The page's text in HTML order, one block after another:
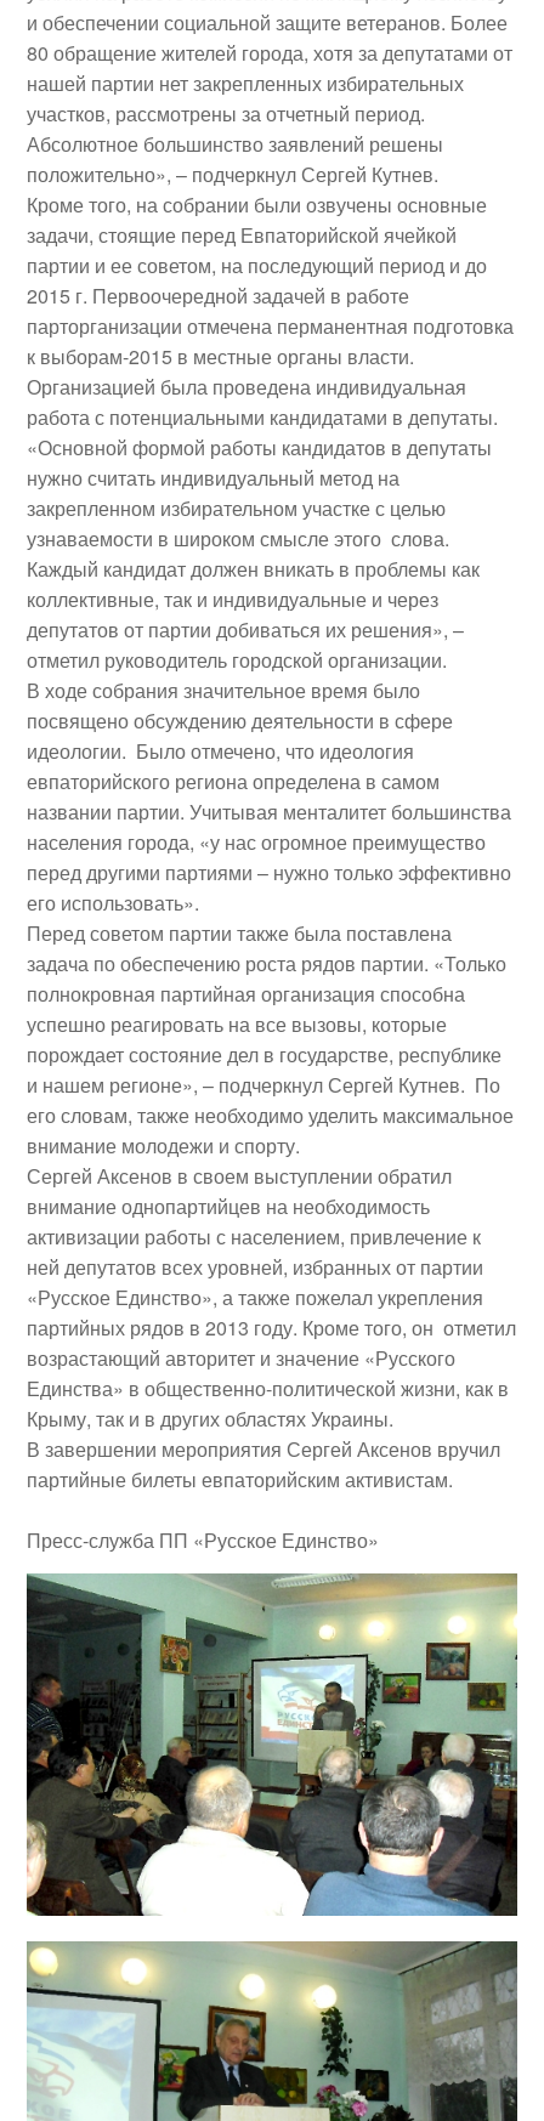
и обеспечении социальной защите ветеранов. Более
80 обращение жителей города, хотя за депутатами от
нашей партии нет закрепленных избирательных
участков, рассмотрены за отчетный период.
Абсолютное большинство заявлений решены
положительно», – подчеркнул Сергей Кутнев.
Кроме того, на собрании были озвучены основные
задачи, стоящие перед Евпаторийской ячейкой
партии и ее советом, на последующий период и до
2015 г. Первоочередной задачей в работе
парторганизации отмечена перманентная подготовка
к выборам-2015 в местные органы власти.
Организацией была проведена индивидуальная
работа с потенциальными кандидатами в депутаты.
«Основной формой работы кандидатов в депутаты
нужно считать индивидуальный метод на
закрепленном избирательном участке с целью
узнаваемости в широком смысле этого слова.
Каждый кандидат должен вникать в проблемы как
коллективные, так и индивидуальные и через
депутатов от партии добиваться их решения», –
отметил руководитель городской организации.
В ходе собрания значительное время было
посвящено обсуждению деятельности в сфере
идеологии. Было отмечено, что идеология
евпаторийского региона определена в самом
названии партии. Учитывая менталитет большинства
населения города, «у нас огромное преимущество
перед другими партиями – нужно только эффективно
его использовать».
Перед советом партии также была поставлена
задача по обеспечению роста рядов партии. «Только
полнокровная партийная организация способна
успешно реагировать на все вызовы, которые
порождает состояние дел в государстве, республике
и нашем регионе», – подчеркнул Сергей Кутнев. По
его словам, также необходимо уделить максимальное
внимание молодежи и спорту.
Сергей Аксенов в своем выступлении обратил
внимание однопартийцев на необходимость
активизации работы с населением, привлечение к
ней депутатов всех уровней, избранных от партии
«Русское Единство», а также пожелал укрепления
партийных рядов в 2013 году. Кроме того, он отметил
возрастающий авторитет и значение «Русского
Единства» в общественно-политической жизни, как в
Крыму, так и в других областях Украины.
В завершении мероприятия Сергей Аксенов вручил
партийные билеты евпаторийским активистам.
Пресс-служба ПП «Русское Единство»